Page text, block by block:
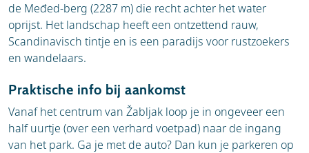
de Međed-berg (2287 m) die recht achter het water
oprijst. Het landschap heeft een ontzettend rauw,
Scandinavisch tintje en is een paradijs voor rustzoekers
en wandelaars.
Praktische info bij aankomst
Vanaf het centrum van Žabljak loop je in ongeveer een
half uurtje (over een verhard voetpad) naar de ingang
van het park. Ga je met de auto? Dan kun je parkeren op